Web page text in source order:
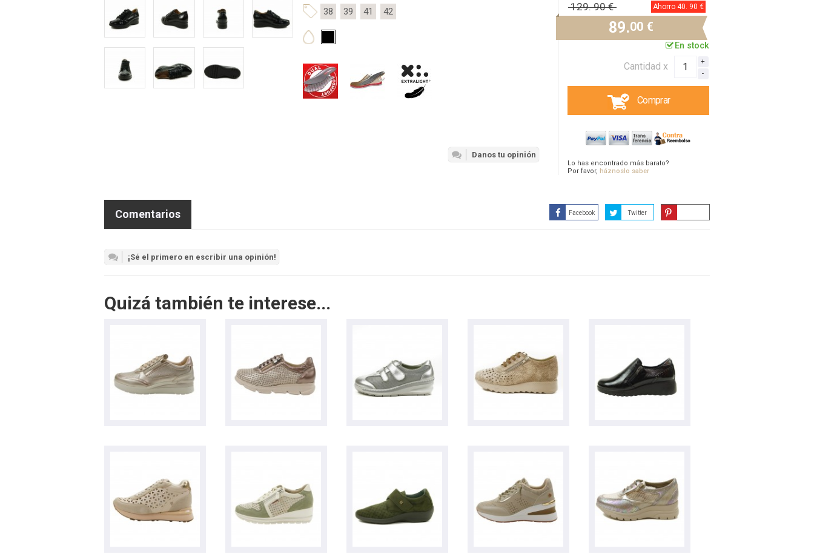
38 39 41 42
Danos tu opinión
129.90 € Ahorro 40. 90 €
89.00 €
En stock
Cantidad x
Comprar
Lo has encontrado más barato?
Por favor, háznoslo saber
Facebook Twitter
Comentarios
¡Sé el primero en escribir una opinión!
Quizá también te interese...